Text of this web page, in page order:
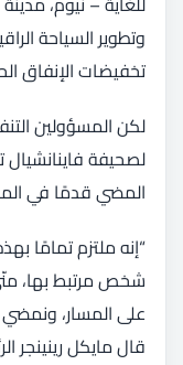
وتطوير السياحة
تخفيضات الإنفاق
لكن المسؤولين
لصحيفة فاينانشيال
المضي قدمًا في
“إنه ملتزم تمامًا
شخص مرتبط بها،
على المسار،
قال مايكل رينينجر